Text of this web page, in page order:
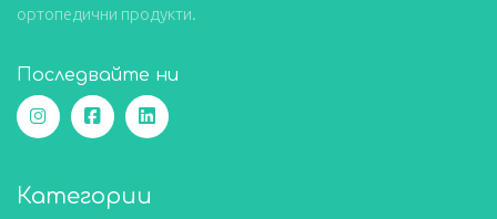
ортопедични продукти.
Последвайте ни
Категории